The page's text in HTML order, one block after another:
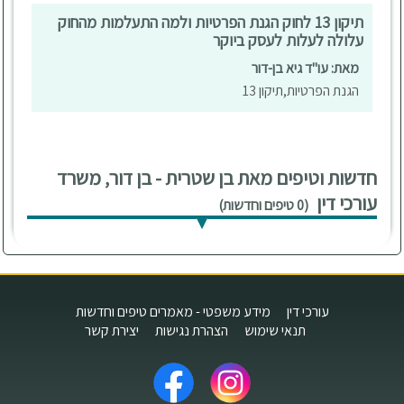
אנו מאמינים ששמירה על פרטיות היא לא רק חובה חוקית אלא
גם יסוד לאמון בין עסק ללקוחותיו.
בנוסף, המשרד מטפל במקרים של
הטוב , הן במדיות דיגיטליות והן בתקשורת המסורתית. אנו
אנו פועלים מתוך מחויבות אמיתית ללקוחותינו – לשמור על
זכויותיהם, להגן על האינטרסים שלהם ולהעניק להם שקט
וביטחון בכל צעד משפטי.
תיקון 13 לחוק הגנת הפרטיות ולמה התעלמות מהחוק
עלולה לעלות לעסק ביוקר
מאת: עו"ד גיא בן-דור
הגנת הפרטיות,תיקון 13
חדשות וטיפים מאת בן שטרית - בן דור, משרד
עורכי דין (0 טיפים וחדשות)
עורכי דין
מידע משפטי - מאמרים טיפים וחדשות
תנאי שימוש
הצהרת נגישות יצירת קשר